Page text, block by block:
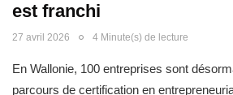
est franchi
27 avril 2026 4 Minute(s) de lecture
En Wallonie, 100 entreprises sont
parcours de certification en